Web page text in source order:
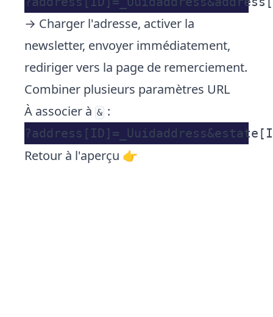
→ Charger l'adresse, activer la
newsletter, envoyer immédiatement,
rediriger vers la page de remerciement.
Combiner plusieurs paramètres URL
À associer à & :
Retour à l'aperçu 👉